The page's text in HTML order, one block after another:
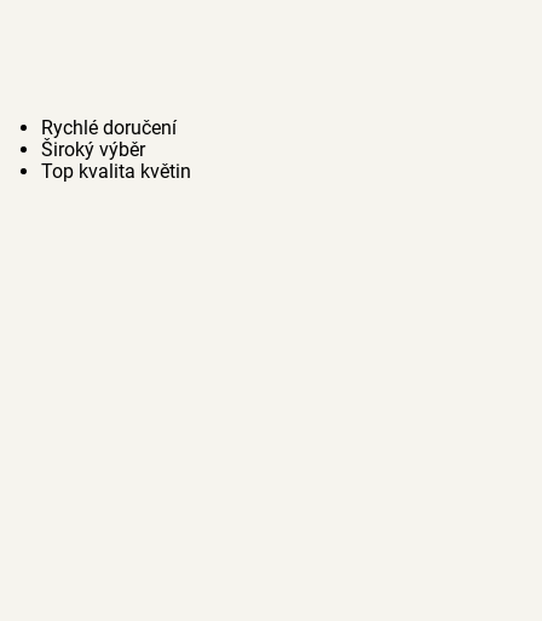
Rychlé doručení
Široký výběr
Top kvalita květin